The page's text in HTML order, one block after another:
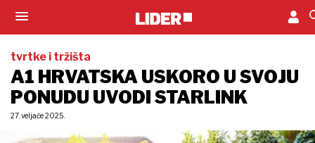
tvrtke i tržišta
A1 HRVATSKA USKORO U SVOJU
PONUDU UVODI STARLINK
27. veljače 2025.